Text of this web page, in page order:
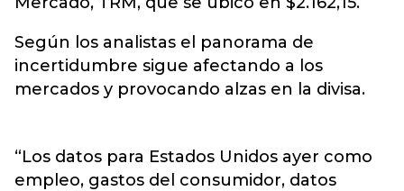
Según los analistas el panorama de
incertidumbre sigue afectando a los
mercados y provocando alzas en la divisa.
“Los datos para Estados Unidos ayer como
empleo, gastos del consumidor, datos